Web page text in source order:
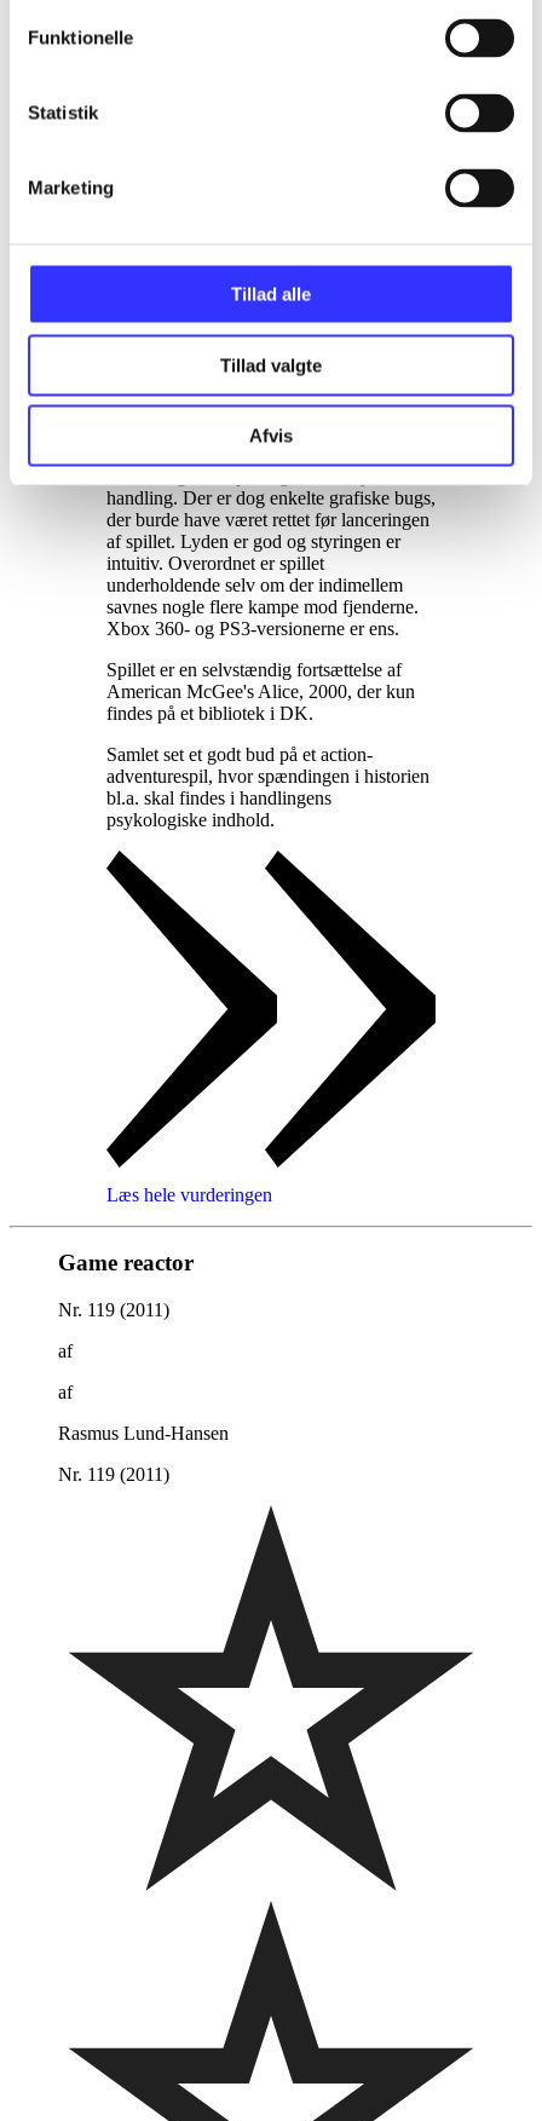
Funktionelle
Statistik
Marketing
Tillad alle
Tillad valgte
Afvis
sindssygehospital for børn. hvor hun har
Her skal kæmpes mod mærkelige væsner
fortrængte minder.
Hukommelsesstumperne hjælper hende
families fatale død. Spillet består
udelukkende af en singleplayerdel.
Grafikken i spillet er i orden og
forfriskende anderledes, fx består
handling. Der er dog enkelte grafiske bugs,
der burde have været rettet før lanceringen
af spillet. Lyden er god og styringen er
intuitiv. Overordnet er spillet
underholdende selv om der indimellem
savnes nogle flere kampe mod fjenderne.
Xbox 360- og PS3-versionerne er ens.
Spillet er en selvstændig fortsættelse af
American McGee's Alice, 2000, der kun
findes på et bibliotek i DK.
Samlet set et godt bud på et action-
adventurespil, hvor spændingen i historien
bl.a. skal findes i handlingens
psykologiske indhold.
Læs hele vurderingen
Game reactor
Nr. 119 (2011)
af
af
Rasmus Lund-Hansen
Nr. 119 (2011)